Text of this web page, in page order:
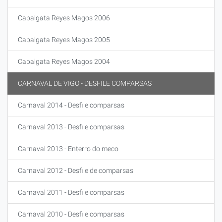
Cabalgata Reyes Magos 2006
Cabalgata Reyes Magos 2005
Cabalgata Reyes Magos 2004
CARNAVAL DE VIGO - DESFILE COMPARSAS
Carnaval 2014 - Desfile comparsas
Carnaval 2013 - Desfile comparsas
Carnaval 2013 - Enterro do meco
Carnaval 2012 - Desfile de comparsas
Carnaval 2011 - Desfile comparsas
Carnaval 2010 - Desfile comparsas